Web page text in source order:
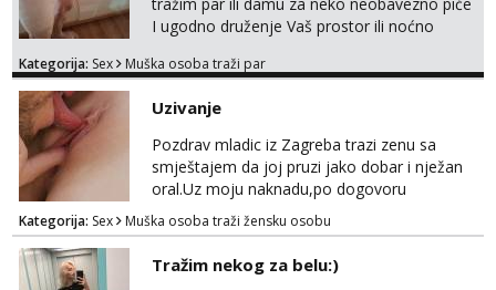
I ugodno druženje Vaš prostor ili noćno
trata.vrh@gmail.com
Kategorija: Sex Muška osoba traži par
Uzivanje
Pozdrav mladic iz Zagreba trazi zenu sa
smještajem da joj pruzi jako dobar i nježan
oral.Uz moju naknadu,po dogovoru
.Diskrecija osigurana.
Kategorija: Sex Muška osoba traži žensku osobu
Tražim nekog za belu:)